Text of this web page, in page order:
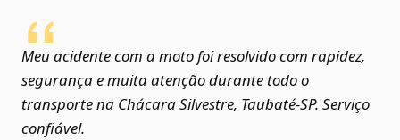
Meu acidente com a moto foi resolvido com rapidez,
segurança e muita atenção durante todo o
transporte na Chácara Silvestre, Taubaté‑SP. Serviço
confiável.